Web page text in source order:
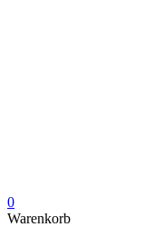
0
Warenkorb